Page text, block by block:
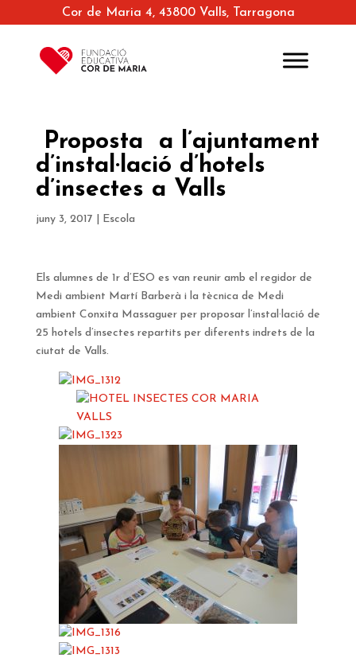
Cor de Maria 4, 43800 Valls, Tarragona
Proposta a l’ajuntament
d’instal·lació d’hotels
d’insectes a Valls
juny 3, 2017 Escola
Els alumnes de 1r d’ESO es van reunir amb el regidor de
Medi ambient Martí Barberà i la tècnica de Medi
ambient Conxita Massaguer per proposar l’instal·lació de
25 hotels d’insectes repartits per diferents indrets de la
ciutat de Valls.